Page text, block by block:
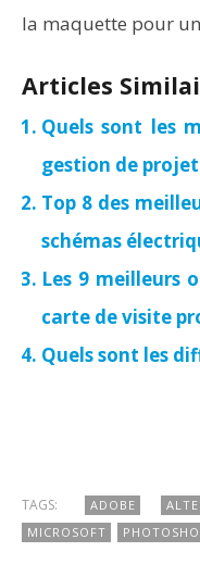
la maquette pour
Articles
Quels sont les
gestion de projet
Top 8 des
schémas
Les 9 meilleurs
carte de visite
Quels sont les
TAGS: ADOBE
MICROSOFT